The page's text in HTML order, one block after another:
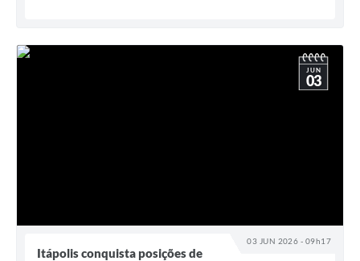
03 JUN 2026 - 09h17
JUN
03
Itápolis conquista posições de